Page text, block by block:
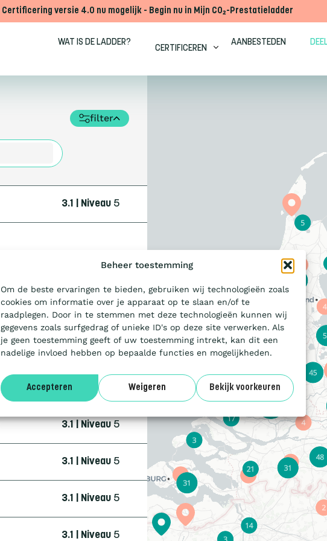
Beheer toestemming
Om de beste ervaringen te bieden, gebruiken wij technologieën zoals
cookies om informatie over je apparaat op te slaan en/of te
raadplegen. Door in te stemmen met deze technologieën kunnen wij
gegevens zoals surfgedrag of unieke ID's op deze site verwerken. Als
je geen toestemming geeft of uw toestemming intrekt, kan dit een
nadelige invloed hebben op bepaalde functies en mogelijkheden.
Accepteren Weigeren Bekijk voorkeuren
Certificering versie 4.0 nu mogelijk - Begin nu in Mijn CO₂-Prestatieladder
WAT IS DE LADDER?
CERTIFICEREN
AANBESTEDEN
filter
3.1 | Niveau 5
3.1 | Niveau3
4.0 | Trede3
3.1 | Niveau
3.1 | Niveau5
3.1 | Niveau 5
3.1 | Niveau 5
3.1 | Niveau 5